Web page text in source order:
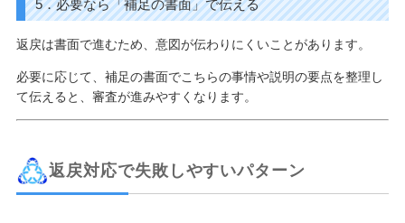
5．必要なら「補足の書面」で伝える
返戻は書面で進むため、意図が伝わりにくいことがあります。
必要に応じて、補足の書面でこちらの事情や説明の要点を整理し
て伝えると、審査が進みやすくなります。
返戻対応で失敗しやすいパターン